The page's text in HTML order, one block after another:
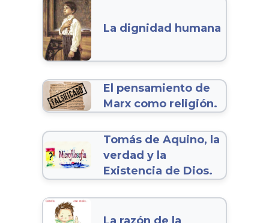
La dignidad humana
El pensamiento de
Marx como religión.
Tomás de Aquino, la
verdad y la
Existencia de Dios.